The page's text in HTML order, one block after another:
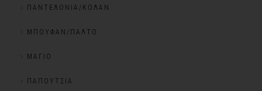
ΠΑΝΤΕΛΌΝΙΑ/ΚΟΛΆΝ
ΜΠΟΥΦΆΝ/ΠΑΛΤΌ
ΜΑΓΙΌ
ΠΑΠΟΎΤΣΙΑ